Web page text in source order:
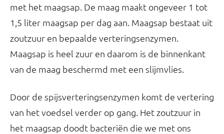
met het maagsap. De maag maakt ongeveer 1 tot
1,5 liter maagsap per dag aan. Maagsap bestaat uit
zoutzuur en bepaalde verteringsenzymen.
Maagsap is heel zuur en daarom is de binnenkant
van de maag beschermd met een slijmvlies.
Door de spijsverteringsenzymen komt de vertering
van het voedsel verder op gang. Het zoutzuur in
het maagsap doodt bacteriën die we met ons